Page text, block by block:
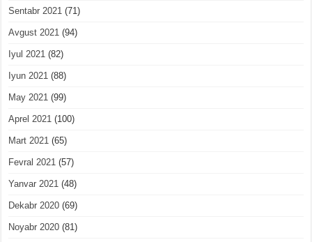
Sentabr 2021 (71)
Avgust 2021 (94)
Iyul 2021 (82)
Iyun 2021 (88)
May 2021 (99)
Aprel 2021 (100)
Mart 2021 (65)
Fevral 2021 (57)
Yanvar 2021 (48)
Dekabr 2020 (69)
Noyabr 2020 (81)